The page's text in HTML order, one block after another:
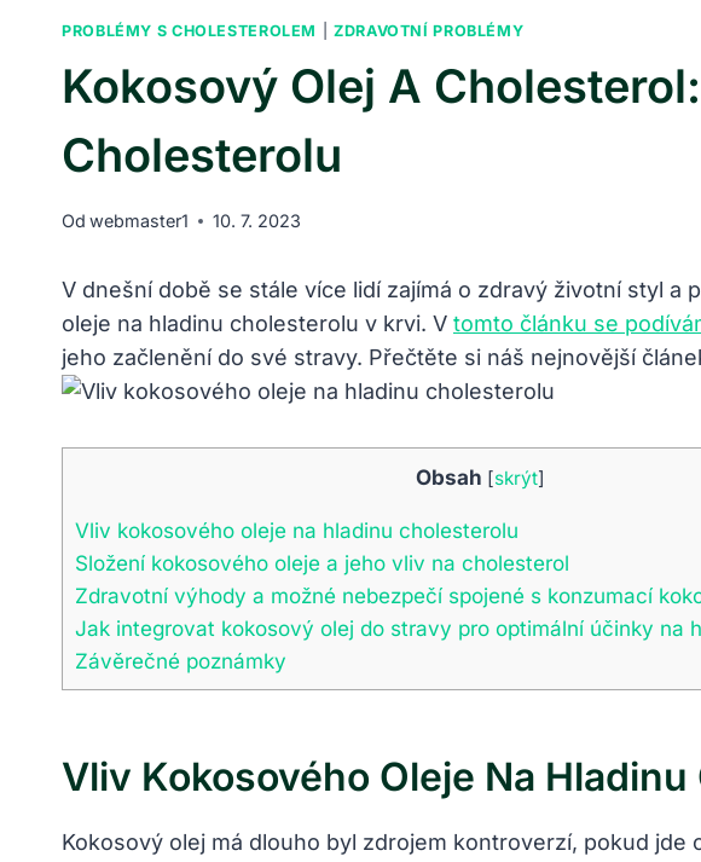
PROBLÉMY S CHOLESTEROLEM |ZDRAVOTNÍ PROBLÉMY
Kokosový Olej A
Cholesterolu
Od webmaster1 10. 7. 2023
V dnešní době se stále více lidí zajímá o zdravý životní styl
oleje na hladinu cholesterolu v krvi. V tomto článku se
jeho začlenění do své stravy. Přečtěte si náš nejnovější
Obsah [skrýt]
Vliv kokosového oleje na hladinu cholesterolu
Složení kokosového oleje a jeho vliv na cholesterol
Zdravotní výhody a možné nebezpečí spojené s konzumací
Jak integrovat kokosový olej do stravy pro optimální účinky na
Závěrečné poznámky
Vliv Kokosového Oleje Na
Kokosový olej má dlouho byl zdrojem kontroverzí, pokud jde